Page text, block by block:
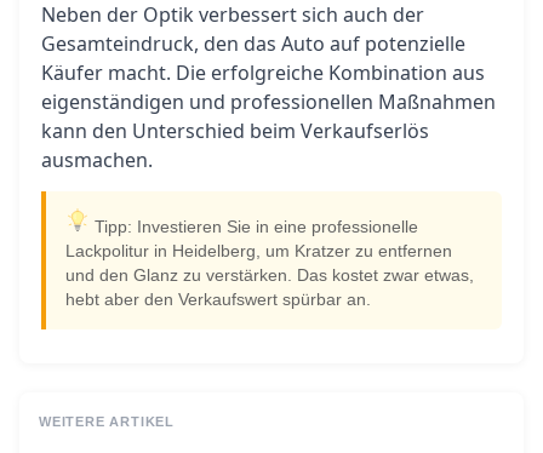
Neben der Optik verbessert sich auch der
Gesamteindruck, den das Auto auf potenzielle
Käufer macht. Die erfolgreiche Kombination aus
eigenständigen und professionellen Maßnahmen
kann den Unterschied beim Verkaufserlös
ausmachen.
Tipp: Investieren Sie in eine professionelle
Lackpolitur in Heidelberg, um Kratzer zu entfernen
und den Glanz zu verstärken. Das kostet zwar etwas,
hebt aber den Verkaufswert spürbar an.
WEITERE ARTIKEL